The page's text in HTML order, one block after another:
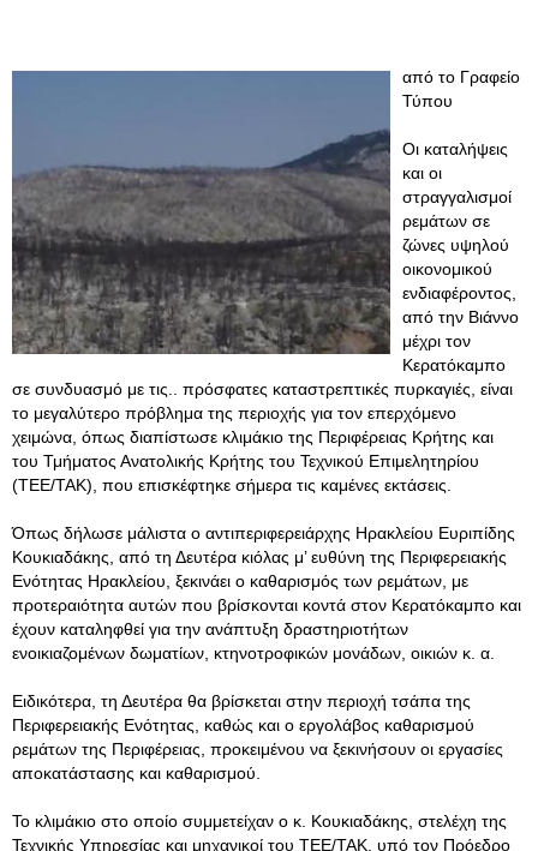
από το Γραφείο
Τύπου
Οι καταλήψεις
και οι
στραγγαλισμοί
ρεμάτων σε
ζώνες υψηλού
οικονομικού
ενδιαφέροντος,
από την Βιάννο
μέχρι τον
Κερατόκαμπο
σε συνδυασμό με τις.. πρόσφατες καταστρεπτικές πυρκαγιές, είναι
το μεγαλύτερο πρόβλημα της περιοχής για τον επερχόμενο
χειμώνα, όπως διαπίστωσε κλιμάκιο της Περιφέρειας Κρήτης και
του Τμήματος Ανατολικής Κρήτης του Τεχνικού Επιμελητηρίου
(ΤΕΕ/ΤΑΚ), που επισκέφτηκε σήμερα τις καμένες εκτάσεις.
Όπως δήλωσε μάλιστα ο αντιπεριφερειάρχης Ηρακλείου Ευριπίδης
Κουκιαδάκης, από τη Δευτέρα κιόλας μ’ ευθύνη της Περιφερειακής
Ενότητας Ηρακλείου, ξεκινάει ο καθαρισμός των ρεμάτων, με
προτεραιότητα αυτών που βρίσκονται κοντά στον Κερατόκαμπο και
έχουν καταληφθεί για την ανάπτυξη δραστηριοτήτων
ενοικιαζομένων δωματίων, κτηνοτροφικών μονάδων, οικιών κ. α.
Ειδικότερα, τη Δευτέρα θα βρίσκεται στην περιοχή τσάπα της
Περιφερειακής Ενότητας, καθώς και ο εργολάβος καθαρισμού
ρεμάτων της Περιφέρειας, προκειμένου να ξεκινήσουν οι εργασίες
αποκατάστασης και καθαρισμού.
Το κλιμάκιο στο οποίο συμμετείχαν ο κ. Κουκιαδάκης, στελέχη της
Τεχνικής Υπηρεσίας και μηχανικοί του ΤΕΕ/ΤΑΚ, υπό τον Πρόεδρο